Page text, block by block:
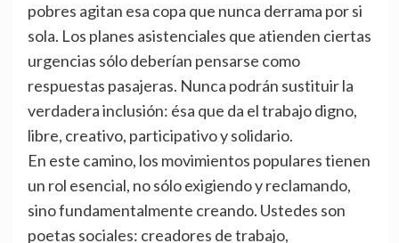
pobres agitan esa copa que nunca derrama por si
sola. Los planes asistenciales que atienden ciertas
urgencias sólo deberían pensarse como
respuestas pasajeras. Nunca podrán sustituir la
verdadera inclusión: ésa que da el trabajo digno,
libre, creativo, participativo y solidario.
En este camino, los movimientos populares tienen
un rol esencial, no sólo exigiendo y reclamando,
sino fundamentalmente creando. Ustedes son
poetas sociales: creadores de trabajo,